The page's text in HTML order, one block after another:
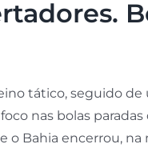
tático, seguido de
nas bolas paradas
o Bahia encerrou, na